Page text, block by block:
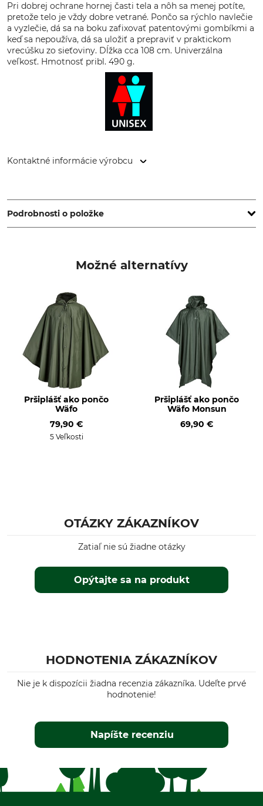
Pri dobrej ochrane hornej časti tela a nôh sa menej potíte,
pretože telo je vždy dobre vetrané. Pončo sa rýchlo navlečie
a vyzlečie, dá sa na boku zafixovať patentovými gombíkmi a
keď sa nepoužíva, dá sa uložiť a prepraviť v praktickom
vrecúšku zo sieťoviny. Dĺžka cca 108 cm. Univerzálna
veľkosť. Hmotnosť pribl. 490 g.
Kontaktné informácie výrobcu
Sweden, www.fjallraven.com
Podrobnosti o položke
100% polyamid
Netextilné diely živočíšneho
pôvodu
40 °C farebná bielizeň
Bielenie
Nebieľte
Nesušte v sušičke
Žehlenie
Profesionálna starostlivosť
o textílie
Nečistite nasucho
Pre
Dámy
Ročné obdobie
celoročne
regular
dark olive
Možné alternatívy
Pršiplášť ako pončo
Wäfo
79,90 €
5 Veľkosti
Pršiplášť ako pončo
Wäfo Monsun
69,90 €
OTÁZKY ZÁKAZNÍKOV
Opýtajte sa na produkt
Zatiaľ nie sú žiadne otázky
HODNOTENIA ZÁKAZNÍKOV
Nie je k dispozícii žiadna recenzia zákazníka. Udeľte prvé
hodnotenie!
Napíšte recenziu